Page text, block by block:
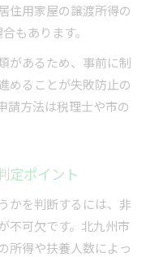
住用家屋の譲渡所得の
もあります。
があるため、事前に制
めることが失敗防止の
請方法は税理士や市の
定ポイント
かを判断するには、非
不可欠です。北九州市
所得や扶養人数によっ